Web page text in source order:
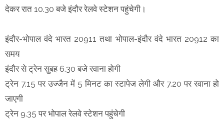
देकर रात 10.30 बजे इंदौर रेलवे स्टेशन पहुंचेगी।
इंदौर-भोपाल वंदे भारत 20911 तथा भोपाल-इंदौर वंदे भारत 20912 का
समय
इंदौर से ट्रेन सुबह 6.30 बजे रवाना होगी
ट्रेन 7.15 पर उज्जैन में 5 मिनट का स्टापेज लेगी और 7.20 पर रवाना हो
जाएगी
ट्रेन 9.35 पर भोपाल रेलवे स्टेशन पहुंचेगी